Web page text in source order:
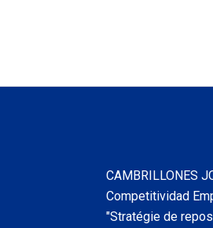
CAMBRILLONES
Competitividad
"Stratégie de